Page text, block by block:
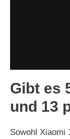
Gibt es
und 13
Sowohl Xiaomi